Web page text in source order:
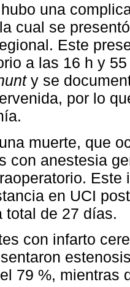
una
cual se
Este
a las 16 h y
y se
por lo
muerte, que
con anestesia
en UCI
total de 27 días.
con infarto
79 %, mientras